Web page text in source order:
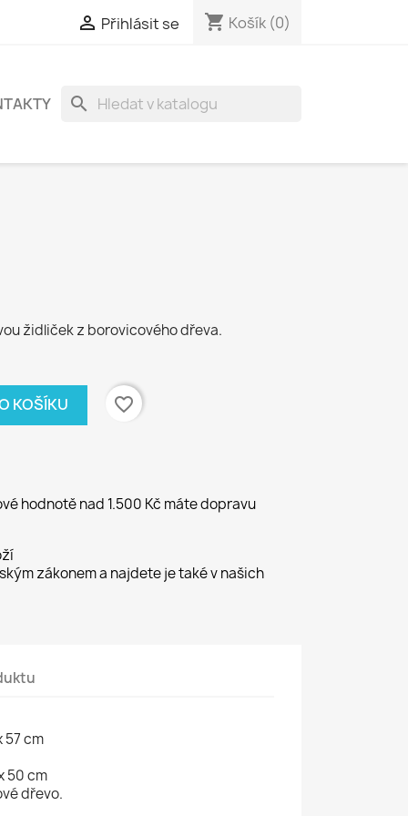
 Přihlásit se shopping_cart Košík (0)
search
židliček z borovicového dřeva.
KOŠÍKU favorite_border
hodnotě nad 1.500 Kč máte dopravu
zákonem a najdete je také v našich
57 cm
50 cm
dřevo.